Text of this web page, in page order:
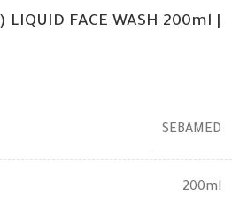
FACE WASH 200ml |
SEBAMED
200ml